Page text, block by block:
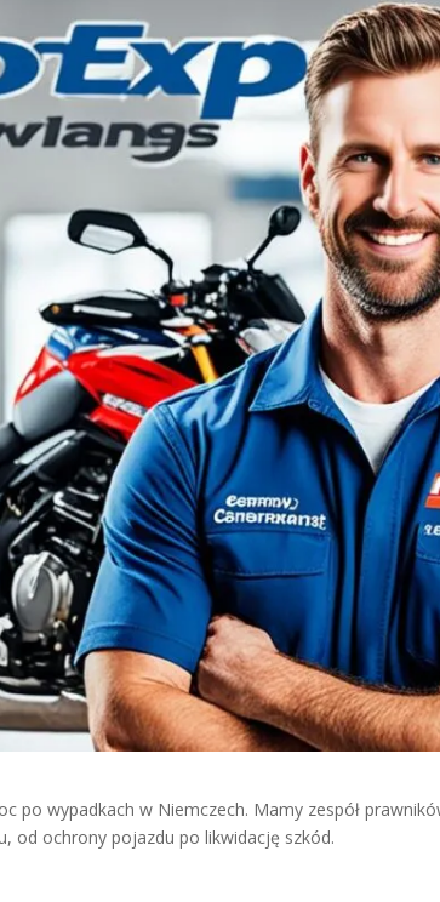
po wypadkach w Niemczech. Mamy zespół
od ochrony pojazdu po likwidację szkód.